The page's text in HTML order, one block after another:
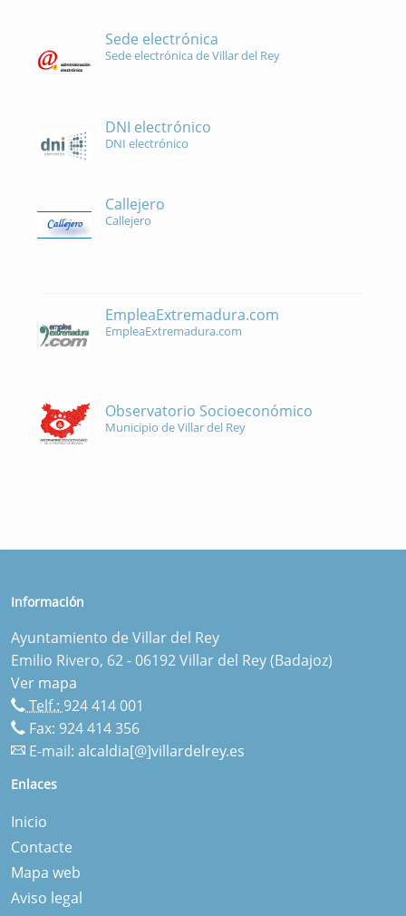
Sede electrónica
Sede electrónica de Villar del Rey
DNI electrónico
DNI electrónico
Callejero
Callejero
EmpleaExtremadura.com
EmpleaExtremadura.com
Observatorio Socioeconómico
Municipio de Villar del Rey
Información
Ayuntamiento de Villar del Rey
Emilio Rivero, 62 - 06192 Villar del Rey (Badajoz)
Ver mapa
Telf.: 924 414 001
Fax: 924 414 356
E-mail: alcaldia[@]villardelrey.es
Enlaces
Inicio
Contacte
Mapa web
Aviso legal